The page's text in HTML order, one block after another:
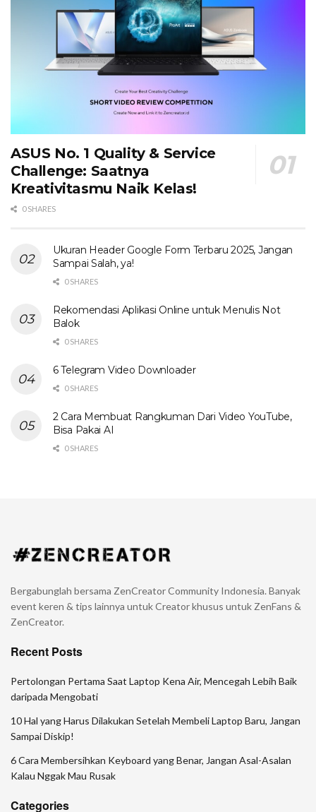
ASUS No. 1 Quality & Service
Challenge: Saatnya
Kreativitasmu Naik Kelas!
0 SHARES
Ukuran Header Google Form Terbaru 2025, Jangan
Sampai Salah, ya!
0 SHARES
Rekomendasi Aplikasi Online untuk Menulis Not
Balok
0 SHARES
6 Telegram Video Downloader
0 SHARES
2 Cara Membuat Rangkuman Dari Video YouTube,
Bisa Pakai AI
0 SHARES
Bergabunglah bersama ZenCreator Community Indonesia. Banyak
event keren & tips lainnya untuk Creator khusus untuk ZenFans &
ZenCreator.
Recent Posts
Pertolongan Pertama Saat Laptop Kena Air, Mencegah Lebih Baik
daripada Mengobati
10 Hal yang Harus Dilakukan Setelah Membeli Laptop Baru, Jangan
Sampai Diskip!
6 Cara Membersihkan Keyboard yang Benar, Jangan Asal-Asalan
Kalau Nggak Mau Rusak
Categories